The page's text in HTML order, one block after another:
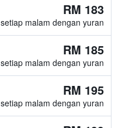
RM 183
setiap malam dengan yuran
RM 185
setiap malam dengan yuran
RM 195
setiap malam dengan yuran